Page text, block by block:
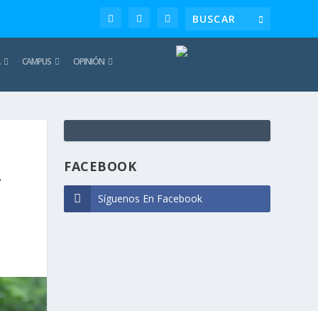
CAMPUS OPINIÓN
FACEBOOK
Síguenos En Facebook